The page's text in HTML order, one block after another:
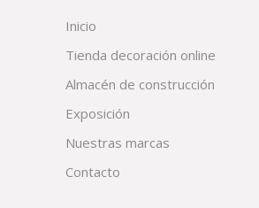
Inicio
Tienda decoración online
Almacén de construcción
Exposición
Nuestras marcas
Contacto